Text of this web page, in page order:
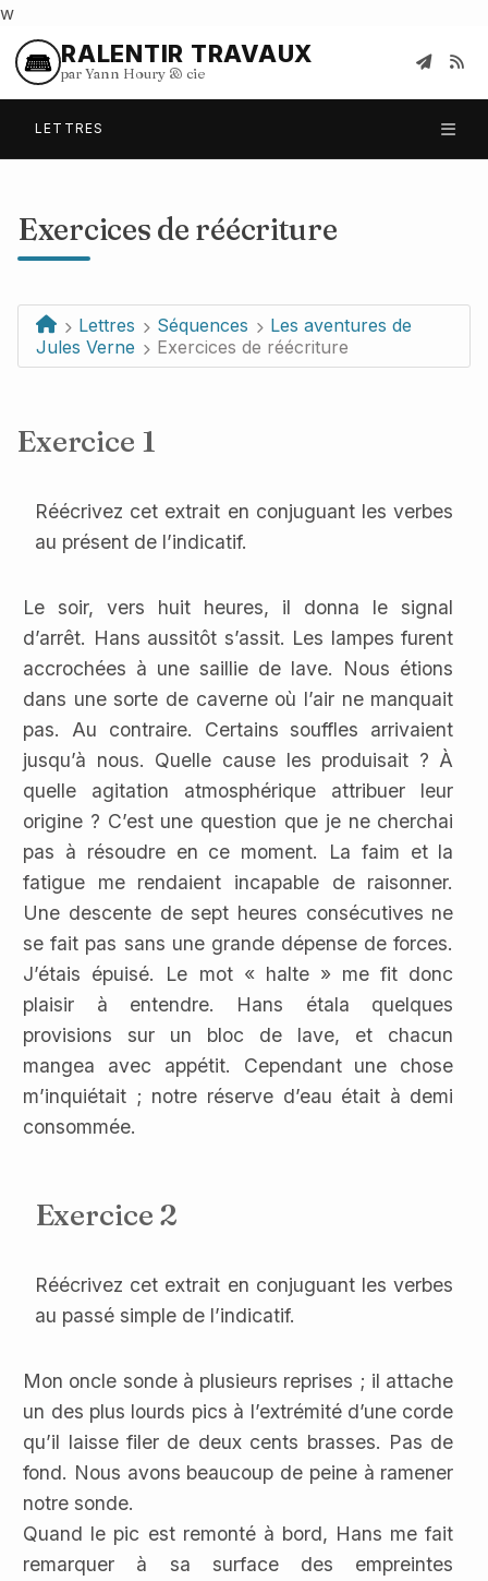
w
RALENTIR TRAVAUX
par Yann Houry & cie
LETTRES
Exercices de réécriture
Lettres Séquences
Les aventures de
Jules Verne
Exercices de réécriture
Exercice 1
Réécrivez cet extrait en conjuguant les verbes
au présent de l’indicatif.
Le soir, vers huit heures, il donna le signal
d’arrêt. Hans aussitôt s’assit. Les lampes furent
accrochées à une saillie de lave. Nous étions
dans une sorte de caverne où l’air ne manquait
pas. Au contraire. Certains souffles arrivaient
jusqu’à nous. Quelle cause les produisait ? À
quelle agitation atmosphérique attribuer leur
origine ? C’est une question que je ne cherchai
pas à résoudre en ce moment. La faim et la
fatigue me rendaient incapable de raisonner.
Une descente de sept heures consécutives ne
se fait pas sans une grande dépense de forces.
J’étais épuisé. Le mot « halte » me fit donc
plaisir à entendre. Hans étala quelques
provisions sur un bloc de lave, et chacun
mangea avec appétit. Cependant une chose
m’inquiétait ; notre réserve d’eau était à demi
consommée.
Exercice 2
Réécrivez cet extrait en conjuguant les verbes
au passé simple de l’indicatif.
Mon oncle sonde à plusieurs reprises ; il attache
un des plus lourds pics à l’extrémité d’une corde
qu’il laisse filer de deux cents brasses. Pas de
fond. Nous avons beaucoup de peine à ramener
notre sonde.
Quand le pic est remonté à bord, Hans me fait
remarquer à sa surface des empreintes